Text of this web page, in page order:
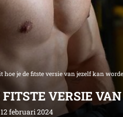
hoe je de fitste versie van jezelf kan
VERSIE
12 februari 2024